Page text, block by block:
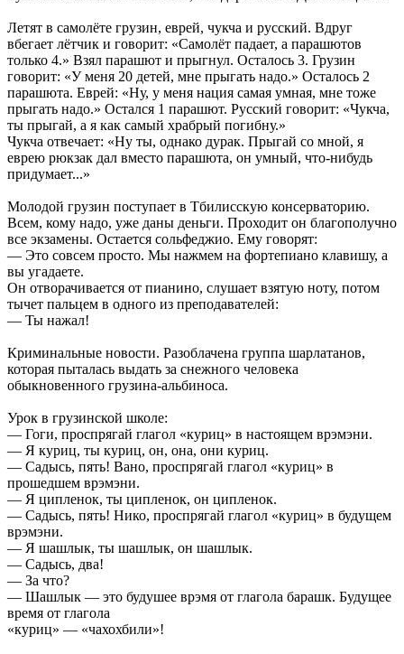
Летят в самолёте грузин, еврей, чукча и русский. Вдруг
вбегает лётчик и говорит: «Самолёт падает, а парашютов
только 4.» Взял парашют и прыгнул. Осталось 3. Грузин
говорит: «У меня 20 детей, мне прыгать надо.» Осталось 2
парашюта. Еврей: «Ну, у меня нация самая умная, мне тоже
прыгать надо.» Остался 1 парашют. Русский говорит: «Чукча,
ты прыгай, а я как самый храбрый погибну.»
Чукча отвечает: «Ну ты, однако дурак. Прыгай со мной, я
еврею рюкзак дал вместо парашюта, он умный, что-нибудь
придумает...»
Молодой грузин поступает в Тбилисскую консерваторию.
Всем, кому надо, уже даны деньги. Проходит он благополучно
все экзамены. Остается сольфеджио. Ему говорят:
— Это совсем просто. Мы нажмем на фортепиано клавишу, а
вы угадаете.
Он отворачивается от пианино, слушает взятую ноту, потом
тычет пальцем в одного из преподавателей:
— Ты нажал!
Криминальные новости. Разоблачена группа шарлатанов,
которая пыталась выдать за снежного человека
обыкновенного грузина-альбиноса.
Урок в грузинской школе:
— Гоги, проспрягай глагол «куриц» в настоящем врэмэни.
— Я куриц, ты куриц, он, она, они куриц.
— Садысь, пять! Вано, проспрягай глагол «куриц» в
прошедшем врэмэни.
— Я ципленок, ты ципленок, он ципленок.
— Садысь, пять! Нико, проспрягай глагол «куриц» в будущем
врэмэни.
— Я шашлык, ты шашлык, он шашлык.
— Садысь, два!
— За что?
— Шашлык — это будушее врэмя от глагола барашк. Будущее
время от глагола
«куриц» — «чахохбили»!